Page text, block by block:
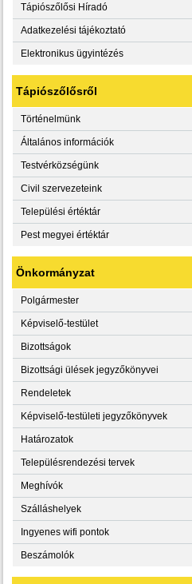
Tápiószőlősi Híradó
Adatkezelési tájékoztató
Elektronikus ügyintézés
Tápiószőlősről
Történelmünk
Általános információk
Testvérközségünk
Civil szervezeteink
Települési értéktár
Pest megyei értéktár
Önkormányzat
Polgármester
Képviselő-testület
Bizottságok
Bizottsági ülések jegyzőkönyvei
Rendeletek
Képviselő-testületi jegyzőkönyvek
Határozatok
Településrendezési tervek
Meghívók
Szálláshelyek
Ingyenes wifi pontok
Beszámolók